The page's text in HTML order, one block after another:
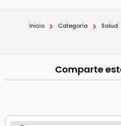
Inicio Categoría Salud
Comparte